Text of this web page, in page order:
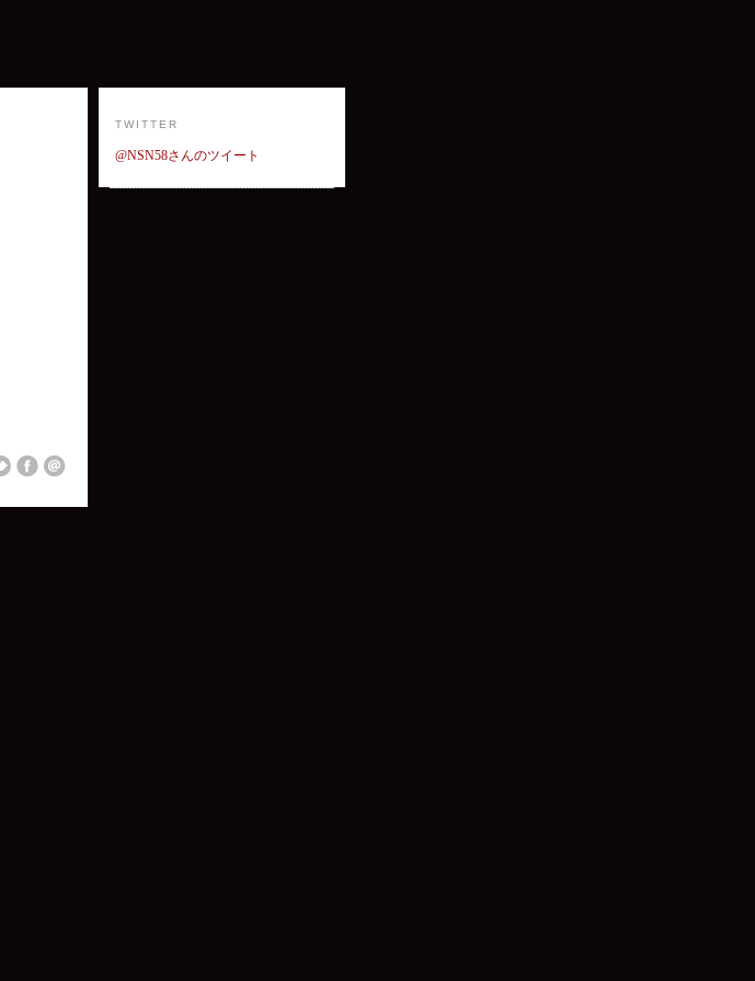
TWITTER
@NSN58さんのツイート